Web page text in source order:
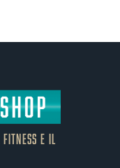
E IL